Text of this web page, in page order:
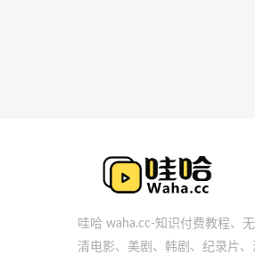
哇哈 waha.cc-知识付费教程、
清电影、美剧、韩剧、纪录片